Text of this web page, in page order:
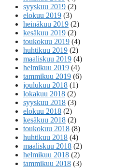
syyskuu 2019 (2)
elokuu 2019 (3)
heinäkuu 2019 (2)
kesäkuu 2019 (2)
toukokuu 2019 (4)
huhtikuu 2019 (2)
maaliskuu 2019 (4)
helmikuu 2019 (4)
tammikuu 2019 (6)
joulukuu 2018 (1)
lokakuu 2018 (2)
syyskuu 2018 (3)
elokuu 2018 (2)
kesäkuu 2018 (2)
toukokuu 2018 (8)
huhtikuu 2018 (4)
maaliskuu 2018 (2)
helmikuu 2018 (2)
tammikuu 2018 (3)